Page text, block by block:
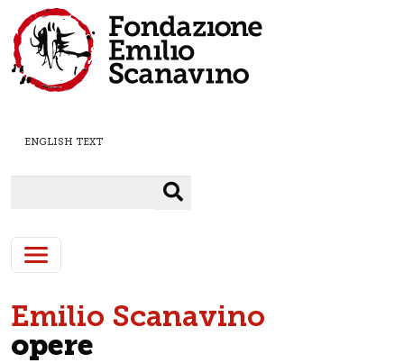
Salta al contenuto principale
ENGLISH TEXT
Emilio Scanavino
opere